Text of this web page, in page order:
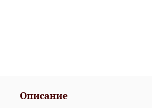
Описание